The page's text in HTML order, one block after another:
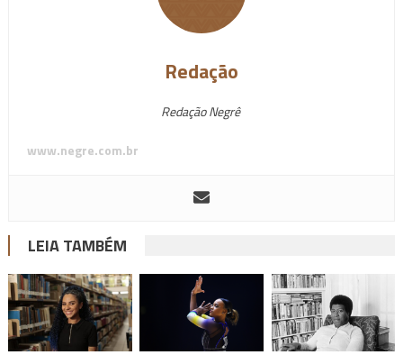
Redação
Redação Negrê
www.negre.com.br
LEIA TAMBÉM